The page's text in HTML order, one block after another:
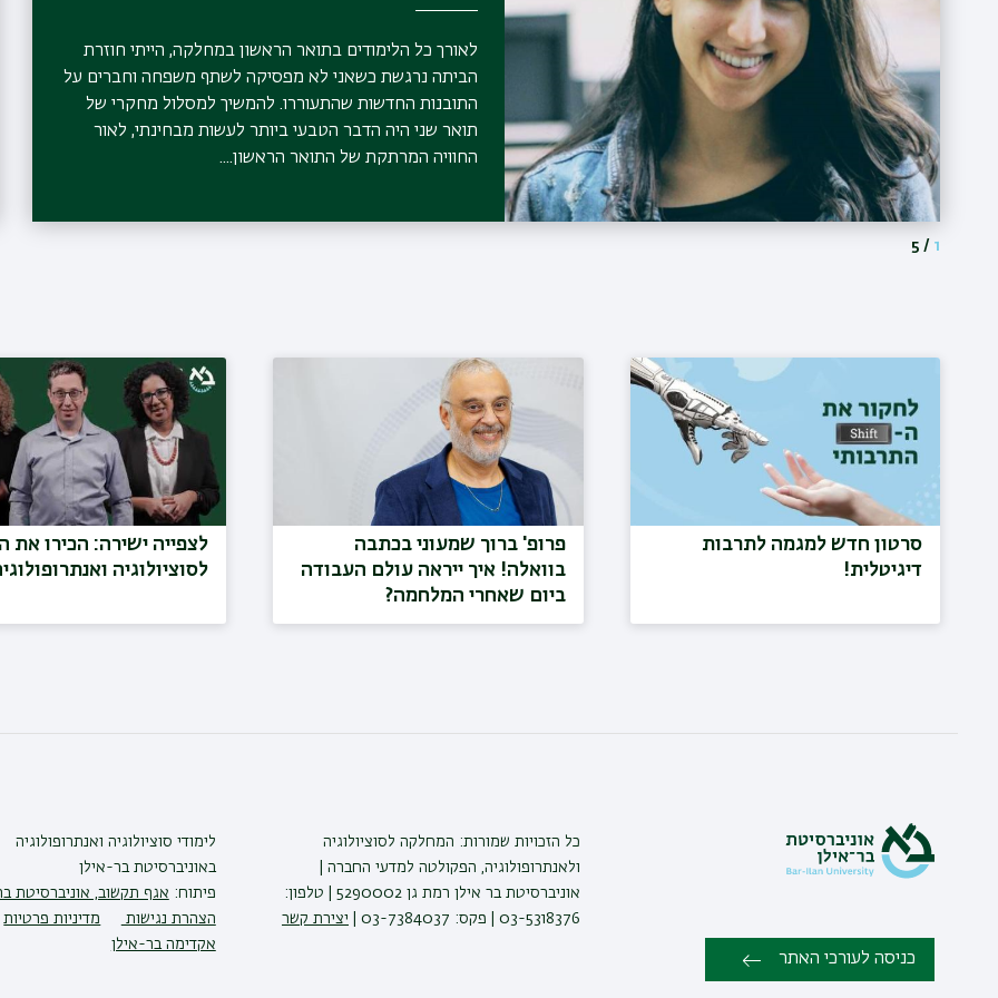
לאורך כל הלימודים בתואר הראשון במחלקה, הייתי חוזרת
הביתה נרגשת כשאני לא מפסיקה לשתף משפחה וחברים על
התובנות החדשות שהתעוררו. להמשיך למסלול מחקרי של
תואר שני היה הדבר הטבעי ביותר לעשות מבחינתי, לאור
החוויה המרתקת של התואר הראשון....
1
/
5
סרטון חדש למגמה לתרבות
דיגיטלית!
פרופ' ברוך שמעוני בכתבה
בוואלה! איך ייראה עולם העבודה
ביום שאחרי המלחמה?
לצפייה ישירה: הכירו את
לסוציולוגיה
כניסה לעורכי האתר
כל הזכויות שמורות: המחלקה לסוציולוגיה
ולאנתרופולוגיה, הפקולטה למדעי החברה |
אוניברסיטת בר אילן רמת גן 5290002 | טלפון:
03-5318376 | פקס: 03-7384037 |
יצירת קשר
לימודי סוציולוגיה ואנתרופולוגיה
באוניברסיטת בר-אילן
פיתוח: אגף תקשוב, אוניברסיטת
הצהרת נגישות
מדיניות פרטיות
אקדימה בר-אילן